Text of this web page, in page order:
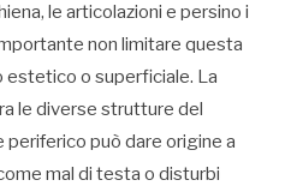
le articolazioni e persino i
non limitare questa
o superficiale. La
le diverse strutture del
può dare origine a
mal di testa o disturbi